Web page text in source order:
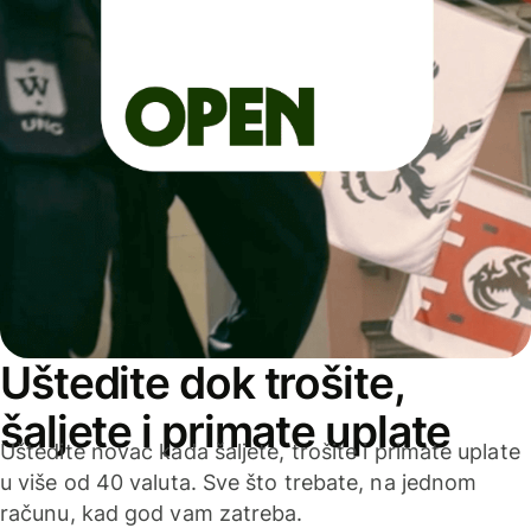
Uštedite dok trošite,
šaljete i primate uplate
Uštedite novac kada šaljete, trošite i primate uplate
u više od 40 valuta. Sve što trebate, na jednom
računu, kad god vam zatreba.